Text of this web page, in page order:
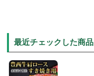
最近チェックした商品